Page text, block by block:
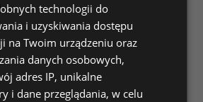
technologii do
i uzyskiwania dostępu
na Twoim urządzeniu oraz
danych osobowych,
adres IP, unikalne
i dane przeglądania, w celu